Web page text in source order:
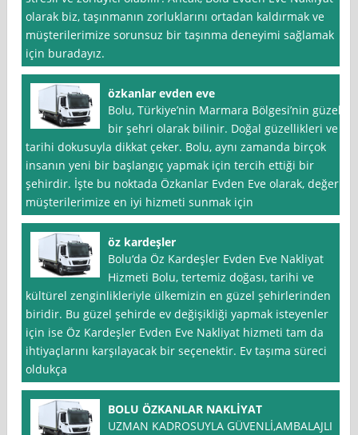
olarak biz, taşınmanın zorluklarını ortadan kaldırmak ve
müşterilerimize sorunsuz bir taşınma deneyimi sağlamak
için buradayız.
özkanlar evden eve
Bolu, Türkiye’nin Marmara Bölgesi’nin güzel
bir şehri olarak bilinir. Doğal güzellikleri ve
tarihi dokusuyla dikkat çeker. Bolu, aynı zamanda birçok
insanın yeni bir başlangıç yapmak için tercih ettiği bir
şehirdir. İşte bu noktada Özkanlar Evden Eve olarak, değerli
müşterilerimize en iyi hizmeti sunmak için
öz kardeşler
Bolu‘da Öz Kardeşler Evden Eve Nakliyat
Hizmeti Bolu, tertemiz doğası, tarihi ve
kültürel zenginlikleriyle ülkemizin en güzel şehirlerinden
biridir. Bu güzel şehirde ev değişikliği yapmak isteyenler
için ise Öz Kardeşler Evden Eve Nakliyat hizmeti tam da
ihtiyaçlarını karşılayacak bir seçenektir. Ev taşıma süreci
oldukça
BOLU ÖZKANLAR NAKLİYAT
UZMAN KADROSUYLA GÜVENLİ,AMBALAJLI